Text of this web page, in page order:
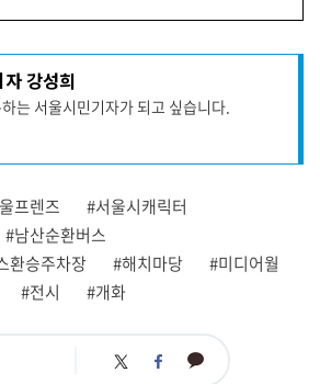
강성희
는 서울시민기자가 되고 싶습니다.
프렌즈
#서울시캐릭터
#남산순환버스
환승주차장
#해치마당
#미디어월
#전시 #개화
트 페 카